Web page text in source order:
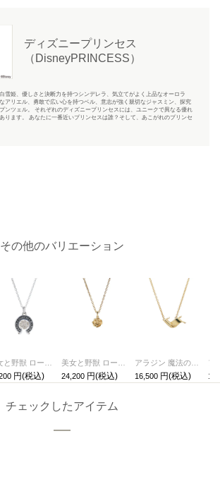
ディズニープリンセス
（DisneyPRINCESS）
雪姫、優しさと決断力を持つシンデレラ、気立てがよく上品なオーロラ
アリエル、勇敢で広い心を持つベル、意志が強く親切なジャスミン、探究
ンツェル。 それぞれのディズニープリンセスには、ユニークで異なる優れ
ります。 あなたに一番近いプリンセスは誰？そして、あこがれのプリンセ
その他のバリエーション
24,200
アラジン 魔法の絨毯ネックレス ゴールド
16,500
チェックしたアイテム